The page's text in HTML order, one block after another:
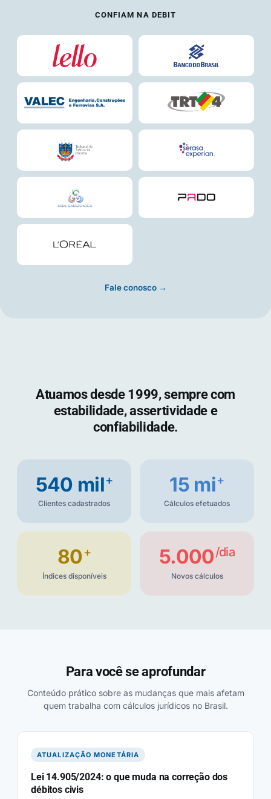
CONFIAM NA DEBIT
Fale conosco →
Atuamos desde 1999, sempre com
estabilidade, assertividade e
confiabilidade.
540 mil+
Clientes cadastrados
15 mi+
Cálculos efetuados
80+
Índices disponíveis
5.000/dia
Novos cálculos
Para você se aprofundar
Conteúdo prático sobre as mudanças que mais afetam
quem trabalha com cálculos jurídicos no Brasil.
ATUALIZAÇÃO MONETÁRIA
Lei 14.905/2024: o que muda na correção dos
débitos civis